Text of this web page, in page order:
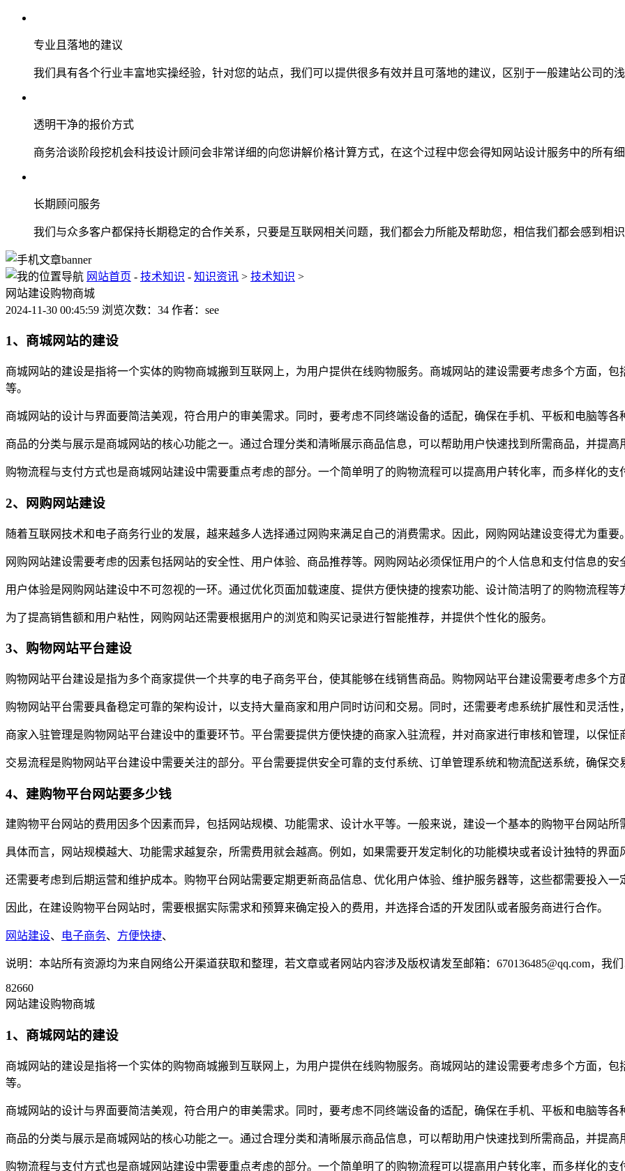
专业且落地的建议
我们具有各个行业丰富地实操经验，针对您的站点，我们可以提供很多有效并且可落地的建议，区别于一般建站公司的
透明干净的报价方式
商务洽谈阶段挖机会科技设计顾问会非常详细的向您讲解价格计算方式，在这个过程中您会得知网站设计服务中的所有
长期顾问服务
我们与众多客户都保持长期稳定的合作关系，只要是互联网相关问题，我们都会力所能及帮助您，相信我们都会感到相
网站首页 - 技术知识 - 知识资讯 > 技术知识 >
网站建设购物商城
2024-11-30 00:45:59 浏览次数：34 作者：see
1、商城网站的建设
商城网站的建设是指将一个实体的购物商城搬到互联网上，为用户提供在线购物服务。商城网站的建设需要考虑多个方面，
等。
商城网站的设计与界面要简洁美观，符合用户的审美需求。同时，要考虑不同终端设备的适配，确保在手机、平板和电脑等各
商品的分类与展示是商城网站的核心功能之一。通过合理分类和清晰展示商品信息，可以帮助用户快速找到所需商品，并提高
购物流程与支付方式也是商城网站建设中需要重点考虑的部分。一个简单明了的购物流程可以提高用户转化率，而多样化的
2、网购网站建设
随着互联网技术和电子商务行业的发展，越来越多人选择通过网购来满足自己的消费需求。因此，网购网站建设变得尤为重要
网购网站建设需要考虑的因素包括网站的安全性、用户体验、商品推荐等。网购网站必须保怔用户的个人信息和支付信息的
用户体验是网购网站建设中不可忽视的一环。通过优化页面加载速度、提供方便快捷的搜索功能、设计简洁明了的购物流程
为了提高销售额和用户粘性，网购网站还需要根据用户的浏览和购买记录进行智能推荐，并提供个性化的服务。
3、购物网站平台建设
购物网站平台建设是指为多个商家提供一个共享的电子商务平台，使其能够在线销售商品。购物网站平台建设需要考虑多个
购物网站平台需要具备稳定可靠的架构设计，以支持大量商家和用户同时访问和交易。同时，还需要考虑系统扩展性和灵活性
商家入驻管理是购物网站平台建设中的重要环节。平台需要提供方便快捷的商家入驻流程，并对商家进行审核和管理，以保怔
交易流程是购物网站平台建设中需要关注的部分。平台需要提供安全可靠的支付系统、订单管理系统和物流配送系统，确保交
4、建购物平台网站要多少钱
建购物平台网站的费用因多个因素而异，包括网站规模、功能需求、设计水平等。一般来说，建设一个基本的购物平台网站
具体而言，网站规模越大、功能需求越复杂，所需费用就会越高。例如，如果需要开发定制化的功能模块或者设计独特的界面
还需要考虑到后期运营和维护成本。购物平台网站需要定期更新商品信息、优化用户体验、维护服务器等，这些都需要投入一
因此，在建设购物平台网站时，需要根据实际需求和预算来确定投入的费用，并选择合适的开发团队或者服务商进行合作。
网站建设、 电子商务、 方便快捷、
说明：本站所有资源均为来自网络公开渠道获取和整理，若文章或者网站内容涉及版权请发至邮箱：670136485@qq.com，我
82660
网站建设购物商城
1、商城网站的建设
商城网站的建设是指将一个实体的购物商城搬到互联网上，为用户提供在线购物服务。商城网站的建设需要考虑多个方面，
等。
商城网站的设计与界面要简洁美观，符合用户的审美需求。同时，要考虑不同终端设备的适配，确保在手机、平板和电脑等各
商品的分类与展示是商城网站的核心功能之一。通过合理分类和清晰展示商品信息，可以帮助用户快速找到所需商品，并提高
购物流程与支付方式也是商城网站建设中需要重点考虑的部分。一个简单明了的购物流程可以提高用户转化率，而多样化的